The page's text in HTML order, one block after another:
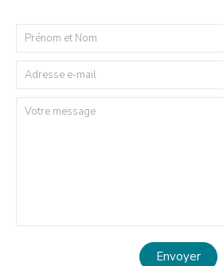
Envoyer